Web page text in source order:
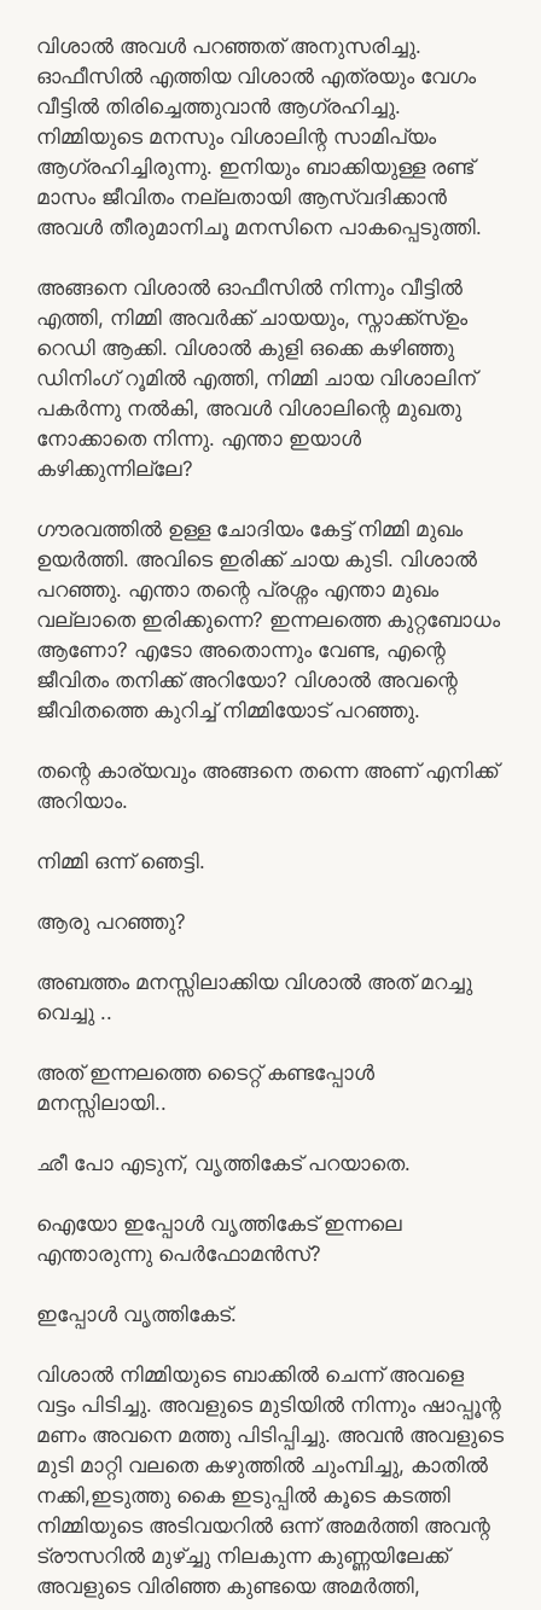
വിശാൽ അവൾ പറഞ്ഞത് അനുസരിച്ചു.
ഓഫീസിൽ എത്തിയ വിശാൽ എത്രയും വേഗം
വീട്ടിൽ തിരിച്ചെത്തുവാൻ ആഗ്രഹിച്ചു.
നിമ്മിയുടെ മനസും വിശാലിന്റ സാമിപ്യം
ആഗ്രഹിച്ചിരുന്നു. ഇനിയും ബാക്കിയുള്ള രണ്ട്
മാസം ജീവിതം നല്ലതായി ആസ്വദിക്കാൻ
അവൾ തീരുമാനിചൂ മനസിനെ പാകപ്പെടുത്തി.
അങ്ങനെ വിശാൽ ഓഫീസിൽ നിന്നും വീട്ടിൽ
എത്തി, നിമ്മി അവർക്ക് ചായയും, സ്നാക്ക്സ്ഉം
റെഡി ആക്കി. വിശാൽ കുളി ഒക്കെ കഴിഞ്ഞു
ഡിനിംഗ് റൂമിൽ എത്തി, നിമ്മി ചായ വിശാലിന്
പകർന്നു നൽകി, അവൾ വിശാലിന്റെ മുഖതു
നോക്കാതെ നിന്നു. എന്താ ഇയാൾ
കഴിക്കുന്നില്ലേ?
ഗൗരവത്തിൽ ഉള്ള ചോദിയം കേട്ട് നിമ്മി മുഖം
ഉയർത്തി. അവിടെ ഇരിക്ക് ചായ കുടി. വിശാൽ
പറഞ്ഞു. എന്താ തന്റെ പ്രശ്നം എന്താ മുഖം
വല്ലാതെ ഇരിക്കുന്നെ? ഇന്നലത്തെ കുറ്റബോധം
ആണോ? എടോ അതൊന്നും വേണ്ട, എന്റെ
ജീവിതം തനിക്ക് അറിയോ? വിശാൽ അവന്റെ
ജീവിതത്തെ കുറിച്ച് നിമ്മിയോട്‌ പറഞ്ഞു.
തന്റെ കാര്യവും അങ്ങനെ തന്നെ അണ് എനിക്ക്
അറിയാം.
നിമ്മി ഒന്ന് ഞെട്ടി.
ആരു പറഞ്ഞു?
അബത്തം മനസ്സിലാക്കിയ വിശാൽ അത് മറച്ചു
വെച്ചു ..
അത് ഇന്നലത്തെ ടൈറ്റ് കണ്ടപ്പോൾ
മനസ്സിലായി..
ഛീ പോ എടുന്, വൃത്തികേട് പറയാതെ.
ഐയോ ഇപ്പോൾ വൃത്തികേട് ഇന്നലെ
എന്താരുന്നു പെർഫോമൻസ്?
ഇപ്പോൾ വൃത്തികേട്.
വിശാൽ നിമ്മിയുടെ ബാക്കിൽ ചെന്ന് അവളെ
വട്ടം പിടിച്ചു. അവളുടെ മുടിയിൽ നിന്നും ഷാപ്പൂന്റ
മണം അവനെ മത്തു പിടിപ്പിച്ചു. അവൻ അവളുടെ
മുടി മാറ്റി വലതെ കഴുത്തിൽ ചുംമ്പിച്ചു, കാതിൽ
നക്കി,ഇടുത്തു കൈ ഇടുപ്പിൽ കൂടെ കടത്തി
നിമ്മിയുടെ അടിവയറിൽ ഒന്ന് അമർത്തി അവന്റ
ട്രൗസറിൽ മുഴ്ച്ചു നിലകുന്ന കുണ്ണയിലേക്ക്
അവളുടെ വിരിഞ്ഞ കുണ്ടയെ അമർത്തി,